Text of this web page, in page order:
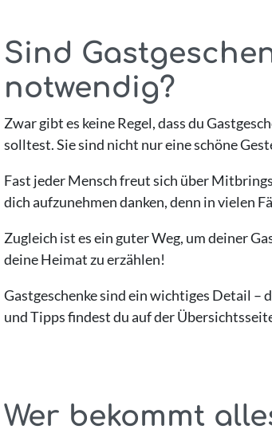
Sind
notwendig?
Zwar gibt es keine Regel, dass du
solltest. Sie sind nicht nur eine schöne
Fast jeder Mensch freut sich über
dich aufzunehmen danken, denn in vielen
Zugleich ist es ein guter Weg, um deiner
deine Heimat zu erzählen!
Gastgeschenke sind ein wichtiges Detail –
und Tipps findest du auf der
Wer bekommt